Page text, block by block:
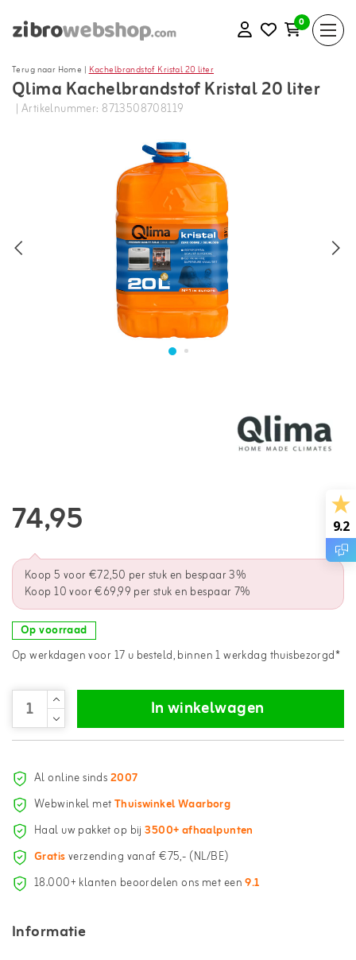
0
Terug naar Home |Kachelbrandstof Kristal 20 liter
Qlima Kachelbrandstof Kristal 20 liter
| Artikelnummer: 8713508708119
74,95
Koop 5 voor €72,50 per stuk en bespaar 3%
Koop 10 voor €69,99 per stuk en bespaar 7%
Op voorraad
Op werkdagen voor 17 u besteld, binnen 1 werkdag thuisbezorgd*
In winkelwagen
Al online sinds2007
Webwinkel metThuiswinkel Waarborg
Haal uw pakket op bij3500+ afhaalpunten
Gratisverzending vanaf €75,- (NL/BE)
18.000+ klanten beoordelen ons met een9.1
Informatie
9.2